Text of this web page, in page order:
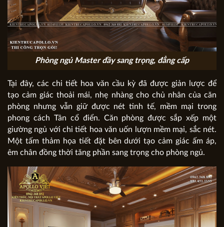
Phòng ngủ Master đầy sang trọng, đẳng cấp
Tại đây, các chi tiết hoa văn cầu kỳ đã được giản lược để
tạo cảm giác thoải mái, nhẹ nhàng cho chủ nhân của căn
phòng nhưng vẫn giữ được nét tinh tế, mềm mại trong
phong cách Tân cổ điển. Căn phòng được sắp xếp một
giường ngủ với chi tiết hoa văn uốn lượn mềm mại, sắc nét.
Một tấm thảm họa tiết đặt bên dưới tạo cảm giác ấm áp,
êm chân đồng thời tăng phần sang trọng cho phòng ngủ.